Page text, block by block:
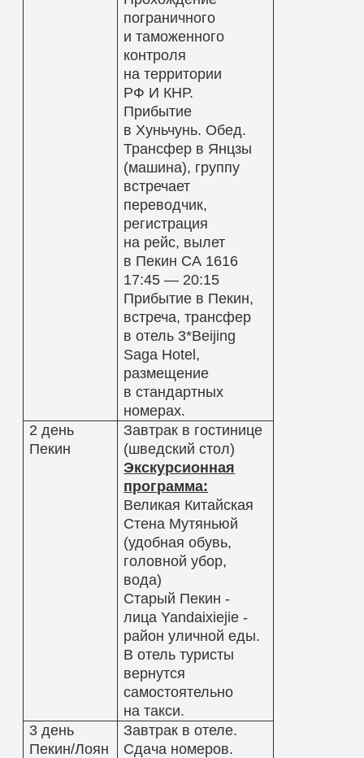
пограничного
и таможенного
контроля
на территории
РФ И КНР.
Прибытие
в Хуньчунь. Обед.
Трансфер в Янцзы
(машина), группу
встречает
переводчик,
регистрация
на рейс, вылет
в Пекин СА 1616
17:45 — 20:15
Прибытие в Пекин,
встреча, трансфер
в отель 3*Beijing
Saga Hotel,
размещение
в стандартных
номерах.
2 день
Пекин
Завтрак в гостинице
(шведский стол)
Экскурсионная
программа:
Великая Китайская
Стена Мутяньюй
(удобная обувь,
головной убор,
вода)
Старый Пекин -
лица Yandaixiejie -
район уличной еды.
В отель туристы
вернутся
самостоятельно
на такси.
3 день
Пекин/Лоян
Завтрак в отеле.
Сдача номеров.